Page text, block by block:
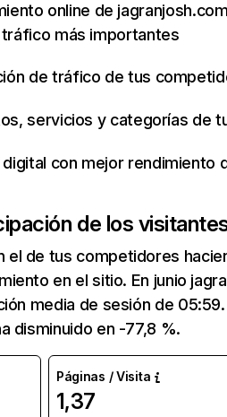
online de
más importantes
de tráfico de tus
servicios y categorías de
con mejor rendimiento
de los
de tus competidores
en el sitio. En junio
media de sesión de
disminuido en -77,8 %.
Páginas / Visita
1,37